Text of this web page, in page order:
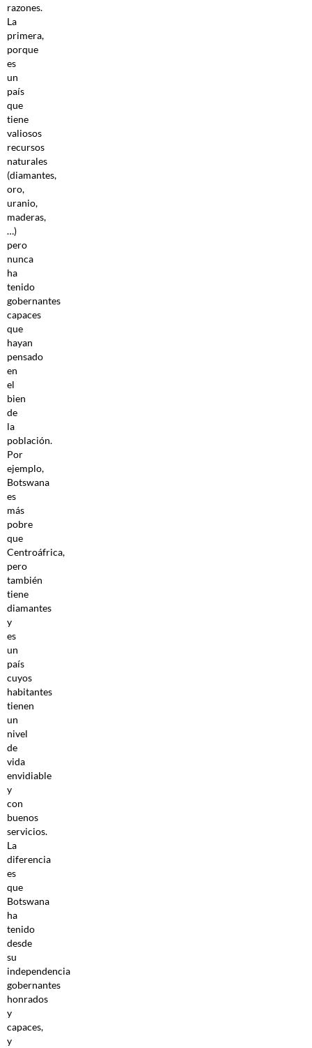
razones.
La
primera,
porque
es
un
país
que
tiene
valiosos
recursos
naturales
(diamantes,
oro,
uranio,
maderas,
…)
pero
nunca
ha
tenido
gobernantes
capaces
que
hayan
pensado
en
el
bien
de
la
población.
Por
ejemplo,
Botswana
es
más
pobre
que
Centroáfrica,
pero
también
tiene
diamantes
y
es
un
país
cuyos
habitantes
tienen
un
nivel
de
vida
envidiable
y
con
buenos
servicios.
La
diferencia
es
que
Botswana
ha
tenido
desde
su
independencia
gobernantes
honrados
y
capaces,
y